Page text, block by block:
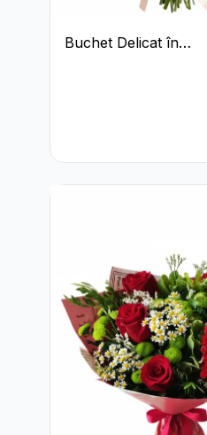
Buchet Delicat în